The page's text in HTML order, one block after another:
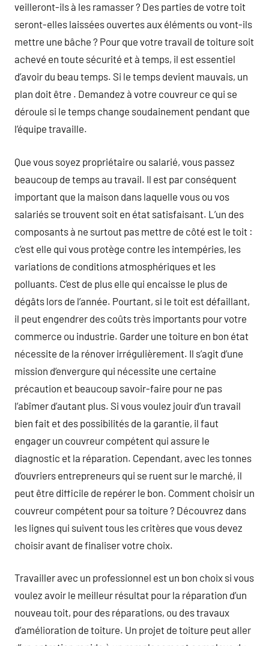
veilleront-ils à les ramasser ? Des parties de votre toit
seront-elles laissées ouvertes aux éléments ou vont-ils
mettre une bâche ? Pour que votre travail de toiture soit
achevé en toute sécurité et à temps, il est essentiel
d’avoir du beau temps. Si le temps devient mauvais, un
plan doit être . Demandez à votre couvreur ce qui se
déroule si le temps change soudainement pendant que
l’équipe travaille.
Que vous soyez propriétaire ou salarié, vous passez
beaucoup de temps au travail. Il est par conséquent
important que la maison dans laquelle vous ou vos
salariés se trouvent soit en état satisfaisant. L’un des
composants à ne surtout pas mettre de côté est le toit :
c’est elle qui vous protège contre les intempéries, les
variations de conditions atmosphériques et les
polluants. C’est de plus elle qui encaisse le plus de
dégâts lors de l’année. Pourtant, si le toit est défaillant,
il peut engendrer des coûts très importants pour votre
commerce ou industrie. Garder une toiture en bon état
nécessite de la rénover irrégulièrement. Il s’agit d’une
mission d’envergure qui nécessite une certaine
précaution et beaucoup savoir-faire pour ne pas
l’abîmer d’autant plus. Si vous voulez jouir d’un travail
bien fait et des possibilités de la garantie, il faut
engager un couvreur compétent qui assure le
diagnostic et la réparation. Cependant, avec les tonnes
d’ouvriers entrepreneurs qui se ruent sur le marché, il
peut être difficile de repérer le bon. Comment choisir un
couvreur compétent pour sa toiture ? Découvrez dans
les lignes qui suivent tous les critères que vous devez
choisir avant de finaliser votre choix.
Travailler avec un professionnel est un bon choix si vous
voulez avoir le meilleur résultat pour la réparation d’un
nouveau toit, pour des réparations, ou des travaux
d’amélioration de toiture. Un projet de toiture peut aller